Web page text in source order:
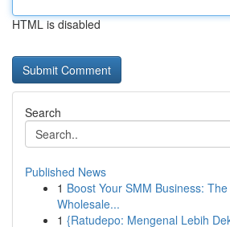
HTML is disabled
Search
Published News
1 Boost Your SMM Business:
Wholesale...
1 {Ratudepo: Mengenal Lebih